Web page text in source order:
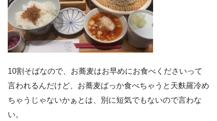
10割そばなので、お蕎麦はお早めにお食べくださいって
言われるんだけど、お蕎麦ばっか食べちゃうと天麩羅冷め
ちゃうじゃないかぁとは、別に短気でもないので言わな
い。